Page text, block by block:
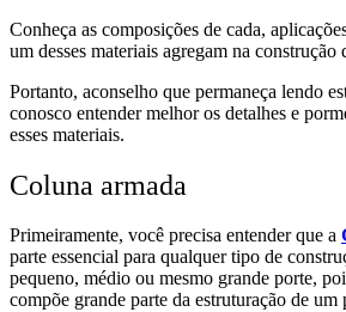
Conheça as composições de cada,
um desses materiais agregam na construção
Portanto, aconselho que permaneça lendo
conosco entender melhor os detalhes e
esses materiais.
Coluna armada
Primeiramente, você precisa entender que a
parte essencial para qualquer tipo de
pequeno, médio ou mesmo grande porte,
compõe grande parte da estruturação de um